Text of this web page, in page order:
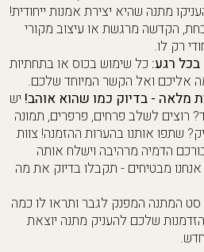
מתנה שהיא יצירת אמנות ייחודית!
הקדשה מרגשת או עיצוב מקורי
רק לו.
רגע: כל שימוש בכוס או בתחתיות
אליכם ואל הקשר המיוחד שלכם.
מלאה - בדיוק כמו שהוא אוהב! יש
רוצים לשלב פרחים, פרפרים, תמונה
שתפו אותנו בהערות ההזמנה! צוות
הדמיה מרהיבה וישלח אותה
מבטיחים - תקבלו בדיוק את מה
סט המתנה המפנק לגבר ותראו לו כמה
שלכם להעניק מתנה יוצאת